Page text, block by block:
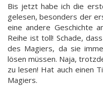
Bis jetzt habe ich die
gelesen, besonders der
eine andere Geschichte
Reihe ist toll! Schade,
des Magiers, da sie
lösen müssen. Naja,
zu lesen! Hat auch einen
Magiers.